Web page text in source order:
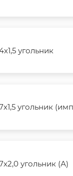
угольник
угольник
угольник (А)